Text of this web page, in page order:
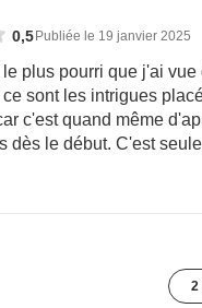
0,5 Publiée le 19 janvier 2025
plus pourri que j'ai
sont les intrigues
c'est quand même
dès le début. C'est
2